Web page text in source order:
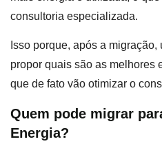
consultoria especializada.
Isso porque, após a
propor quais são as melhores
que de fato vão otimizar o
Quem pode migrar
Energia?